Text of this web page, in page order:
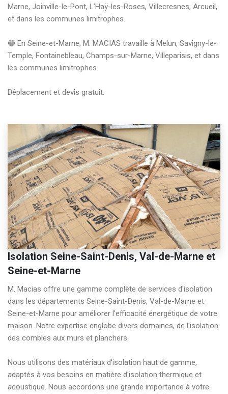
Marne, Joinville-le-Pont, L'Haÿ-les-Roses, Villecresnes, Arcueil,
et dans les communes limitrophes.
🔵 En Seine-et-Marne, M. MACIAS travaille à Melun, Savigny-le-
Temple, Fontainebleau, Champs-sur-Marne, Villeparisis, et dans
les communes limitrophes.
Isolation Seine-Saint-Denis, Val-de-Marne et
Seine-et-Marne
M. Macias offre une gamme complète de services d'isolation
dans les départements Seine-Saint-Denis, Val-de-Marne et
Seine-et-Marne pour améliorer l'efficacité énergétique de votre
maison. Notre expertise englobe divers domaines, de l'isolation
des combles aux murs et planchers.
Nous utilisons des matériaux d'isolation haut de gamme,
adaptés à vos besoins en matière d'isolation thermique et
acoustique. Nous accordons une grande importance à votre